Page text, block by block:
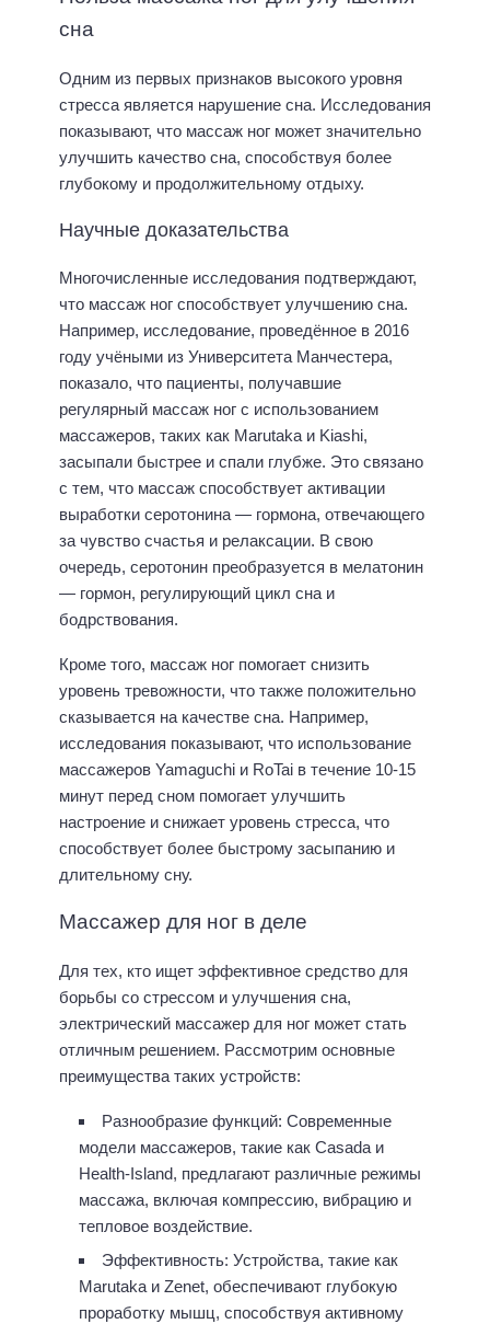
сна
Одним из первых признаков высокого уровня
стресса является нарушение сна. Исследования
показывают, что массаж ног может значительно
улучшить качество сна, способствуя более
глубокому и продолжительному отдыху.
Научные доказательства
Многочисленные исследования подтверждают,
что массаж ног способствует улучшению сна.
Например, исследование, проведённое в 2016
году учёными из Университета Манчестера,
показало, что пациенты, получавшие
регулярный массаж ног с использованием
массажеров, таких как Marutaka и Kiashi,
засыпали быстрее и спали глубже. Это связано
с тем, что массаж способствует активации
выработки серотонина — гормона, отвечающего
за чувство счастья и релаксации. В свою
очередь, серотонин преобразуется в мелатонин
— гормон, регулирующий цикл сна и
бодрствования.
Кроме того, массаж ног помогает снизить
уровень тревожности, что также положительно
сказывается на качестве сна. Например,
исследования показывают, что использование
массажеров Yamaguchi и RoTai в течение 10-15
минут перед сном помогает улучшить
настроение и снижает уровень стресса, что
способствует более быстрому засыпанию и
длительному сну.
Массажер для ног в деле
Для тех, кто ищет эффективное средство для
борьбы со стрессом и улучшения сна,
электрический массажер для ног может стать
отличным решением. Рассмотрим основные
преимущества таких устройств:
Разнообразие функций: Современные
модели массажеров, такие как Casada и
Health-Island, предлагают различные режимы
массажа, включая компрессию, вибрацию и
тепловое воздействие.
Эффективность: Устройства, такие как
Marutaka и Zenet, обеспечивают глубокую
проработку мышц, способствуя активному